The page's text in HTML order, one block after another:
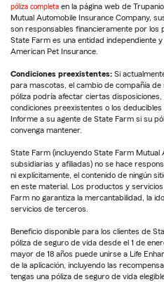
póliza completa en la página web de
Mutual Automobile Insurance Company,
son responsables financieramente por los
State Farm es una entidad independiente
American Pet Insurance.
Condiciones preexistentes: Si
para mascotas, el cambio de compañía
póliza podría afectar ciertas
condiciones preexistentes o los
Informe a su agente de State Farm si su
convenga mantener.
State Farm (incluyendo State Farm
subsidiarias y afiliadas) no se hace
ni explícitamente, el contenido de ningún
en este material. Los productos y
Farm no garantiza la mercantabilidad, la
servicios de terceros.
Beneficio disponible para los clientes de
póliza de seguro de vida desde el 1 de
mayor de 18 años puede unirse a Life
de la aplicación, incluyendo las
tengas una póliza de seguro de vida